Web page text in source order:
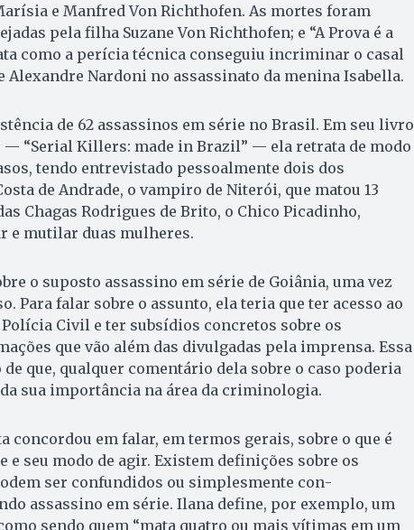
e Manfred Von Ri­chthofen. As mortes foram
pela filha Suzane Von Richthofen; e “A Prova é a
como a perícia técnica conseguiu incriminar o casal
Alexandre Nardoni no assassinato da menina Isabella.
de 62 assassinos em série no Brasil. Em seu livro
— “Serial Killers: made in Brazil” — ela retrata de modo
tendo entrevistado pessoalmente dois dos
de Andrade, o vampiro de Niterói, que matou 13
Chagas Rodrigues de Brito, o Chico Picadinho,
e mutilar duas mulheres.
o su­posto assassino em série de Goiâ­nia, uma vez
Para falar sobre o assunto, ela te­ria que ter acesso ao
Civil e ter subsídios concretos sobre os
que vão além das divulgadas pela imprensa. Essa
de que, qualquer comentário dela sobre o caso poderia
sua importância na área da criminologia.
concordou em falar, em termos gerais, so­bre o que é
e seu modo de agir. Existem definições sobre os
ser confundidos ou simplesmente con­
assassino em série. Ilana define, por exemplo, um
sen­­do quem “mata quatro ou mais ví­­timas em um